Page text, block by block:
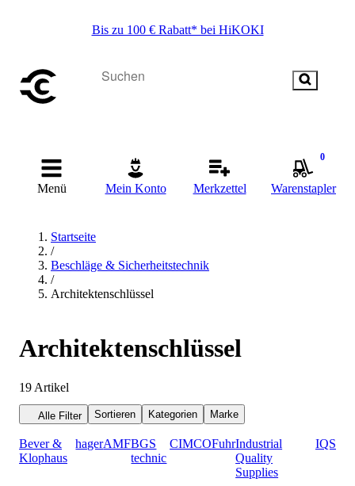
Bis zu 100 € Rabatt* bei HiKOKI
Menü Mein Konto Merkzettel
0
Warenstapler
Startseite
/
Beschläge & Sicherheitstechnik
/
Architektenschlüssel
Architektenschlüssel
19 Artikel
Alle Filter Sortieren Kategorien Marke
Bever &
Klophaus
hagerAMFBGS
technic
CIMCOFuhrIndustrial
Quality
Supplies
IQS